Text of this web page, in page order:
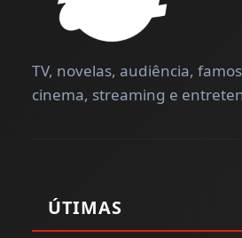
TV, novelas, audiência,
cinema, streaming e
ÚTIMAS